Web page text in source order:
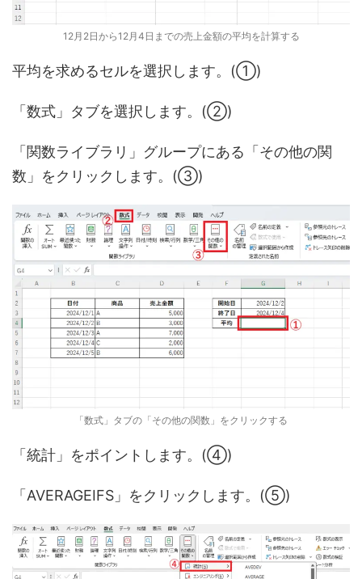
12月2日から12月4日までの売上金額の平均を計算する
平均を求めるセルを選択します。(①)
「数式」タブを選択します。(②)
「関数ライブラリ」グループにある「その他の関
数」をクリックします。(③)
「数式」タブの「その他の関数」をクリックする
「統計」をポイントします。(④)
「AVERAGEIFS」をクリックします。(⑤)